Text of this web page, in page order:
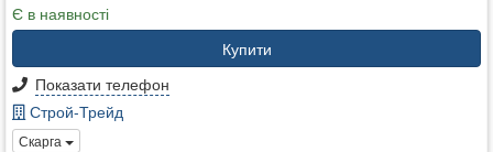
Є в наявності
Купити
Показати телефон
Строй-Трейд
Скарга